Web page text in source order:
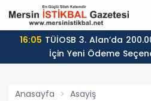
16:05
İçin Yeni Ödeme
Anasayfa Asayiş